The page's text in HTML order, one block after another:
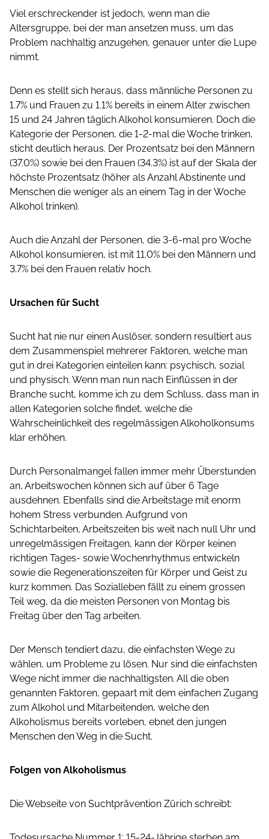
Viel erschreckender ist jedoch, wenn man die
Altersgruppe, bei der man ansetzen muss, um das
Problem nachhaltig anzugehen, genauer unter die Lupe
nimmt.
Denn es stellt sich heraus, dass männliche Personen zu
1.7% und Frauen zu 1.1% bereits in einem Alter zwischen
15 und 24 Jahren täglich Alkohol konsumieren. Doch die
Kategorie der Personen, die 1-2-mal die Woche trinken,
sticht deutlich heraus. Der Prozentsatz bei den Männern
(37.0%) sowie bei den Frauen (34.3%) ist auf der Skala der
höchste Prozentsatz (höher als Anzahl Abstinente und
Menschen die weniger als an einem Tag in der Woche
Alkohol trinken).
Auch die Anzahl der Personen, die 3-6-mal pro Woche
Alkohol konsumieren, ist mit 11.0% bei den Männern und
3.7% bei den Frauen relativ hoch.
Ursachen für Sucht
Sucht hat nie nur einen Auslöser, sondern resultiert aus
dem Zusammenspiel mehrerer Faktoren, welche man
gut in drei Kategorien einteilen kann: psychisch, sozial
und physisch. Wenn man nun nach Einflüssen in der
Branche sucht, komme ich zu dem Schluss, dass man in
allen Kategorien solche findet, welche die
Wahrscheinlichkeit des regelmässigen Alkoholkonsums
klar erhöhen.
Durch Personalmangel fallen immer mehr Überstunden
an, Arbeitswochen können sich auf über 6 Tage
ausdehnen. Ebenfalls sind die Arbeitstage mit enorm
hohem Stress verbunden. Aufgrund von
Schichtarbeiten, Arbeitszeiten bis weit nach null Uhr und
unregelmässigen Freitagen, kann der Körper keinen
richtigen Tages- sowie Wochenrhythmus entwickeln
sowie die Regenerationszeiten für Körper und Geist zu
kurz kommen. Das Sozialleben fällt zu einem grossen
Teil weg, da die meisten Personen von Montag bis
Freitag über den Tag arbeiten.
Der Mensch tendiert dazu, die einfachsten Wege zu
wählen, um Probleme zu lösen. Nur sind die einfachsten
Wege nicht immer die nachhaltigsten. All die oben
genannten Faktoren, gepaart mit dem einfachen Zugang
zum Alkohol und Mitarbeitenden, welche den
Alkoholismus bereits vorleben, ebnet den jungen
Menschen den Weg in die Sucht.
Folgen von Alkoholismus
Die Webseite von Suchtprävention Zürich schreibt: